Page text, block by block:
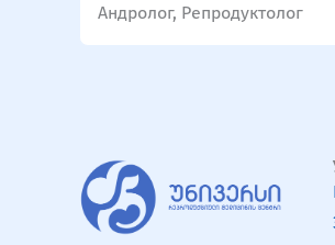
Андролог, Репродуктолог